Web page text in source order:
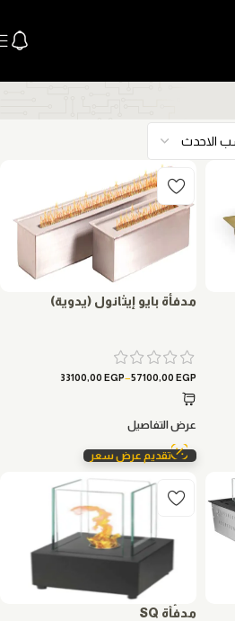
مدفأة بايو إيثانول (يدوية)
33100,00 EGP–57100,00 EGP
عرض التفاصيل
تقديم عرض سعر
مدفأة SQ